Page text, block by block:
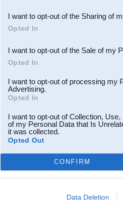
Downstream Participants
third parties.
I want to opt-out of the Sharing of
Opted In
I want to opt-out of the Sale of my
Opted In
I want to opt-out of processing my
Advertising.
Opted In
I want to opt-out of Collection,
of my Personal Data that Is
it was collected.
Opted Out
CONFIRM
Data Deletion